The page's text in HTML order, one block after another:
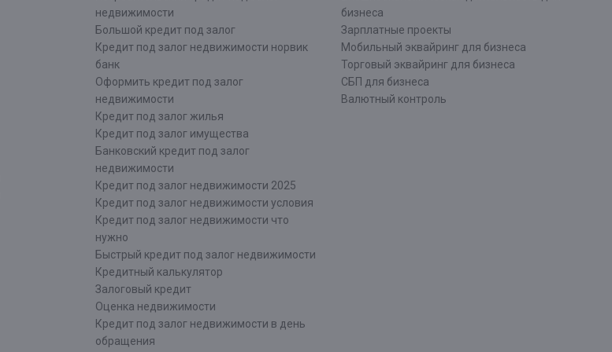
недвижимости
Большой кредит под залог
Кредит под залог недвижимости норвик
банк
Оформить кредит под залог
недвижимости
Кредит под залог жилья
Кредит под залог имущества
Банковский кредит под залог
недвижимости
Кредит под залог недвижимости 2025
Кредит под залог недвижимости условия
Кредит под залог недвижимости что
нужно
Быстрый кредит под залог недвижимости
Кредитный калькулятор
Залоговый кредит
Оценка недвижимости
Кредит под залог недвижимости в день
обращения
бизнеса
Зарплатные проекты
Мобильный эквайринг для бизнеса
Торговый эквайринг для бизнеса
СБП для бизнеса
Валютный контроль